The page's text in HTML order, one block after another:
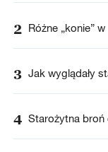
2 Różne „konie”
3 Jak wyglądały
4 Starożytna broń